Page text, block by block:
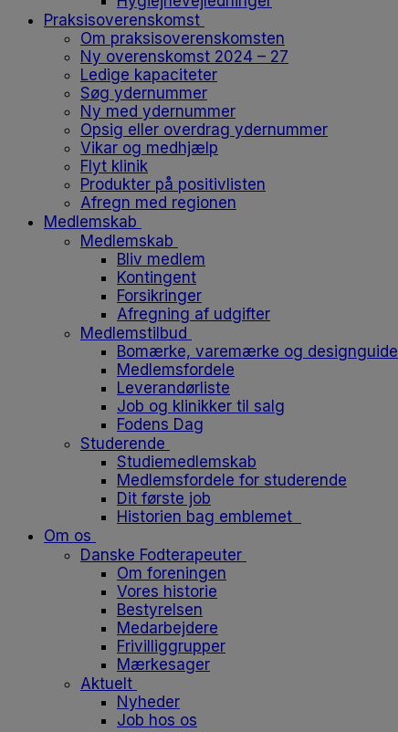
Praksisoverenskomst
Om praksisoverenskomsten
Ny overenskomst 2024 – 27
Ledige kapaciteter
Søg ydernummer
Ny med ydernummer
Opsig eller overdrag ydernummer
Vikar og medhjælp
Flyt klinik
Produkter på positivlisten
Afregn med regionen
Medlemskab
Medlemskab
Bliv medlem
Kontingent
Forsikringer
Afregning af udgifter
Medlemstilbud
Bomærke, varemærke og designguide
Medlemsfordele
Leverandørliste
Job og klinikker til salg
Fodens Dag
Studerende
Studiemedlemskab
Medlemsfordele for studerende
Dit første job
Historien bag emblemet
Om os
Danske Fodterapeuter
Om foreningen
Vores historie
Bestyrelsen
Medarbejdere
Frivilliggrupper
Mærkesager
Aktuelt
Nyheder
Job hos os